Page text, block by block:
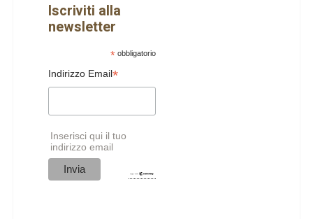
Iscriviti alla
newsletter
*obbligatorio
Indirizzo Email*
Inserisci qui il tuo
indirizzo email